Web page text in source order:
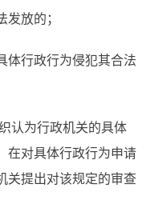
放的；
行政行为侵犯其合法
为行政机关的具体
在对具体行政行为申请
关提出对该规定的审查